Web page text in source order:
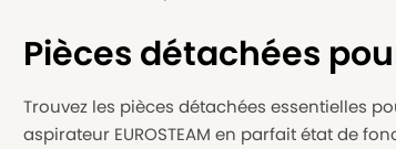
Pièces détachées
Trouvez les pièces détachées essentielles
aspirateur EUROSTEAM en parfait état de